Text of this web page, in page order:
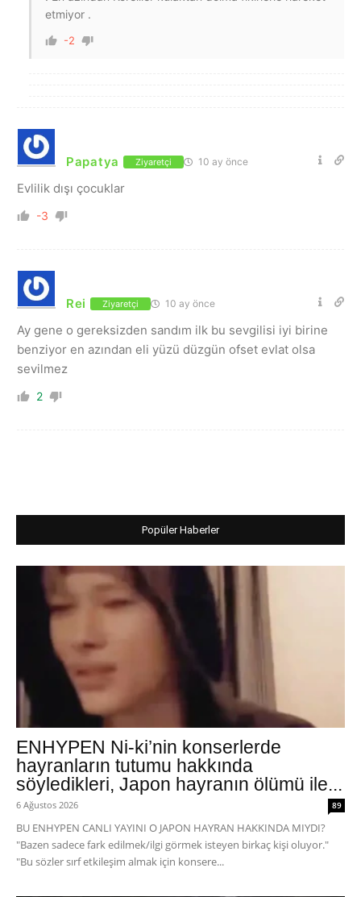
etmiyor .
-2
Papatya Ziyaretçi 10 ay önce
Evlilik dışı çocuklar
-3
Rei Ziyaretçi 10 ay önce
Ay gene o gereksizden sandım ilk bu sevgilisi iyi birine
benziyor en azından eli yüzü düzgün ofset evlat olsa
sevilmez
2
Popüler Haberler
ENHYPEN Ni-ki’nin konserlerde
hayranların tutumu hakkında
söyledikleri, Japon hayranın ölümü ile...
6 Ağustos 2026 89
BU ENHYPEN CANLI YAYINI O JAPON HAYRAN HAKKINDA MIYDI?
"Bazen sadece fark edilmek/ilgi görmek isteyen birkaç kişi oluyor."
"Bu sözler sırf etkileşim almak için konsere...